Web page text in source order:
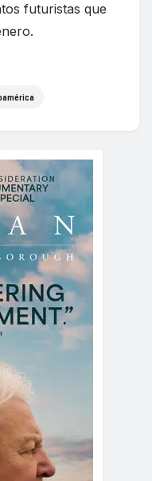
futuristas que